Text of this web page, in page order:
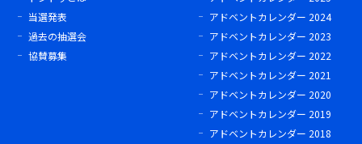
当選発表
過去の抽選会
協賛募集
アドベントカレンダー 2024
アドベントカレンダー 2023
アドベントカレンダー 2022
アドベントカレンダー 2021
アドベントカレンダー 2020
アドベントカレンダー 2019
アドベントカレンダー 2018